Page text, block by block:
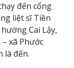
đến cổng
liệt sĩ Tiền
Cai Lậy,
xã Phước
là đến.